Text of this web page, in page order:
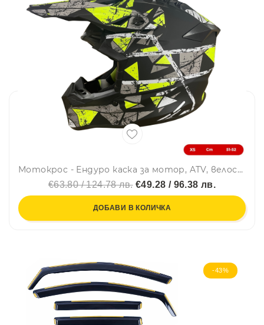
Мотокрос - Ендуро каска за мотор, ATV, велосипед – размер XS (51–52 см) черен мат с неоново жълт дизайн
€63.80 / 124.78 лв.€49.28 / 96.38 лв.
ДОБАВИ В КОЛИЧКА
-43%